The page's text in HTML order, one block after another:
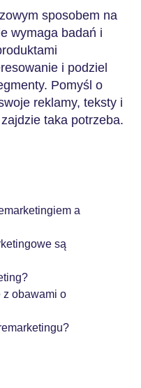
sposobem na
wymaga badań i
i podziel
Pomyśl o
reklamy, teksty i
taka potrzeba.
a
są
z obawami o